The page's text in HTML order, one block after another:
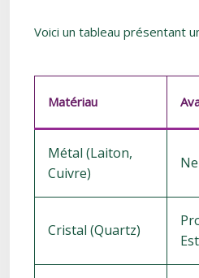
Voici un tableau présentant
Matériau
Métal (Laiton,
Cuivre)
Cristal (Quartz)